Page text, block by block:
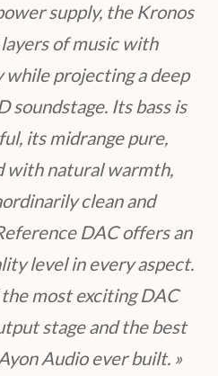
supply, the Kronos
of music with
projecting a deep
soundstage. Its bass is
its midrange pure,
with natural warmth,
clean and
DAC offers an
level in every aspect.
most exciting DAC
stage and the best
Audio ever built. »